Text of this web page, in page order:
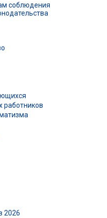
соблюдения
работников
2026